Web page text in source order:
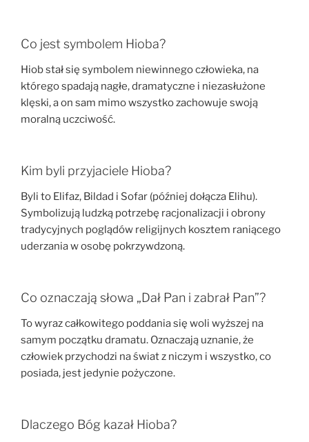
Co jest symbolem Hioba?
Hiob stał się symbolem niewinnego człowieka, na
którego spadają nagłe, dramatyczne i niezasłużone
klęski, a on sam mimo wszystko zachowuje swoją
moralną uczciwość.
Kim byli przyjaciele Hioba?
Byli to Elifaz, Bildad i Sofar (później dołącza Elihu).
Symbolizują ludzką potrzebę racjonalizacji i obrony
tradycyjnych poglądów religijnych kosztem raniącego
uderzania w osobę pokrzywdzoną.
Co oznaczają słowa „Dał Pan i zabrał Pan”?
To wyraz całkowitego poddania się woli wyższej na
samym początku dramatu. Oznaczają uznanie, że
człowiek przychodzi na świat z niczym i wszystko, co
posiada, jest jedynie pożyczone.
Dlaczego Bóg kazał Hioba?